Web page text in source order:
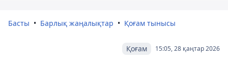
Басты Барлық жаңалықтар Қоғам тынысы
15:05, 28 қаңтар 2026
Қоғам